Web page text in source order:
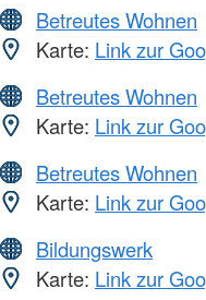
Betreutes Wohnen
Karte: Link zur
Betreutes Wohnen
Karte: Link zur
Betreutes Wohnen
Karte: Link zur
Bildungswerk
Karte: Link zur